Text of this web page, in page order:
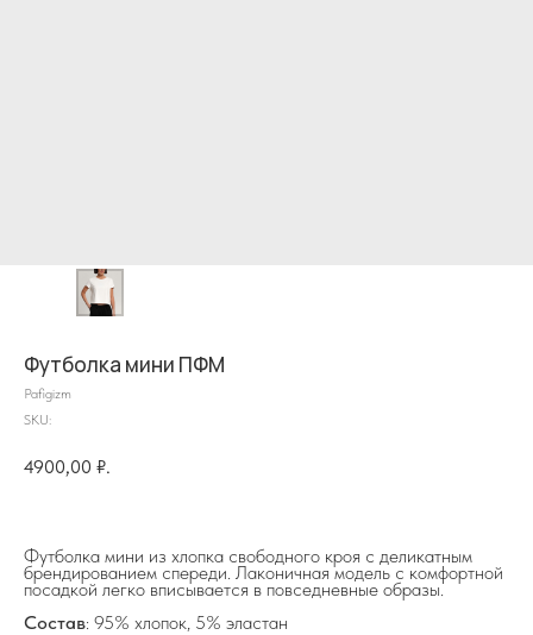
Футболка мини ПФМ
Pafigizm
SKU:
4900,00 ₽.
Футболка мини из хлопка свободного кроя с деликатным
брендированием спереди. Лаконичная модель с комфортной
посадкой легко вписывается в повседневные образы.
Состав: 95% хлопок, 5% эластан
на главную
info@frwl.store
+7 919 690-30-30